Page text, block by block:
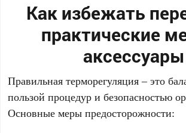
Как избежать
практические
аксессуары
Правильная терморегуляция – это
пользой процедур и безопасностью
Основные меры предосторожности: